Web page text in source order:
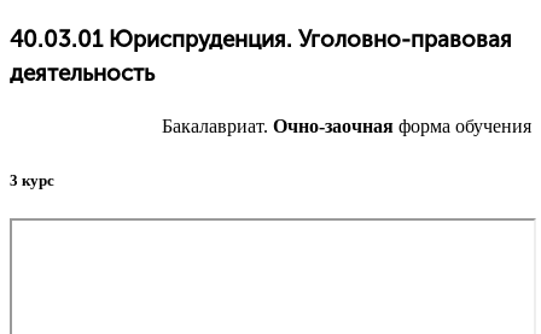
40.03.01 Юриспруденция. Уголовно-правовая
деятельность
Бакалавриат. Очно-заочная форма обучения
3 курс